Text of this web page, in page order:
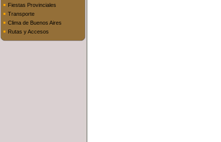
Fiestas Provinciales
Transporte
Clima de Buenos Aires
Rutas y Accesos